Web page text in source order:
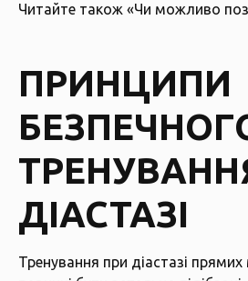
Читайте також «Чи можливо
ПРИНЦИПИ
ДІАСТАЗІ
Тренування при діастазі прямих